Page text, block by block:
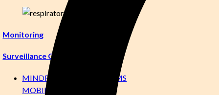
Monitoring
Surveillance Centrale
MINDRAY BENEVISION CMS
MOBILE APP